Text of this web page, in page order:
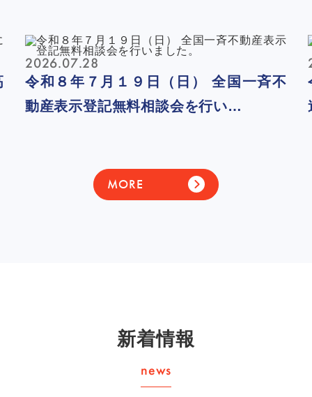
2026.07.28
令和８年７月１９日（日） 全国一斉不
動産表示登記無料相談会を行い…
MORE
新着情報